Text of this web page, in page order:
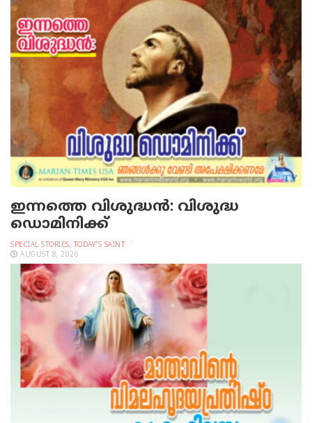
ഇന്നത്തെ വിശുദ്ധന്‍: വിശുദ്ധ
ഡൊമിനിക്ക്
SPECIAL STORIES, TODAY'S SAINT
AUGUST 8, 2026